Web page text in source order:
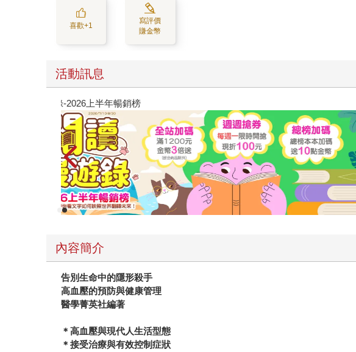
喜歡+1
寫評價
賺金幣
活動訊息
高功能倖存者：如果不「有用」，我還值得被愛嗎？（限量作者親簽版）
內容簡介
告別生命中的隱形殺手
高血壓的預防與健康管理
醫學菁英社編著
＊高血壓與現代人生活型態
＊接受治療與有效控制症狀